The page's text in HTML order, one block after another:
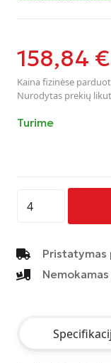
158,84 €
Kaina fizinėse
Nurodytas prekių
Turime
kiekis:
-
AF19
-
Pristatymas